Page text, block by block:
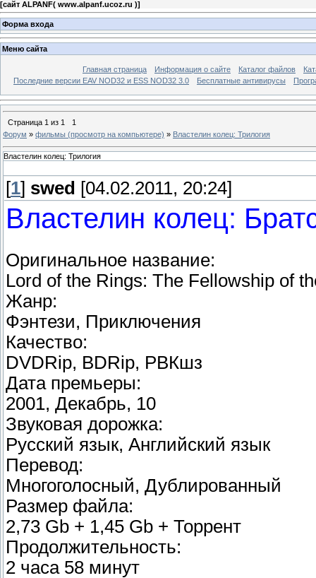
[сайт ALPANF( www.alpanf.ucoz.ru )]
Форма входа
Меню сайта
Главная страница Информация о сайте Каталог файлов
Последние версии EAV NOD32 и ESS NOD32 3.0
Бесплатные антивирусы
Страница 1 из 1
1
Форум » фильмы (просмотр на компьютере) » Властелин колец: Трилогия
Властелин колец: Трилогия
[1] swed [04.02.2011, 20:24]
Властелин колец:
Оригинальное название:
Lord of the Rings: The Fellowship of
Жанр:
Фэнтези, Приключения
Качество:
DVDRip, BDRip, РВКшз
Дата премьеры:
2001, Декабрь, 10
Звуковая дорожка:
Русский язык, Английский язык
Перевод:
Многоголосный, Дублированный
Размер файла:
2,73 Gb + 1,45 Gb + Торрент
Продолжительность:
2 часа 58 минут